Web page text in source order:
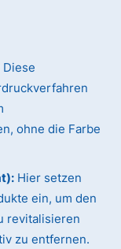
Diese
ohne die Farbe
Hier setzen
ein, um den
revitalisieren
zu entfernen.